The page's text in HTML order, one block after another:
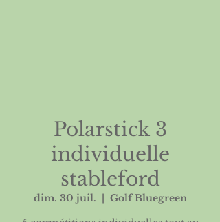
Polarstick 3
individuelle
stableford
dim. 30 juil.
Golf Bluegreen